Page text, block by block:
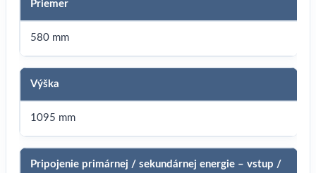
Priemer
580 mm
Výška
1095 mm
Pripojenie primárnej / sekundárnej energie – vstup /